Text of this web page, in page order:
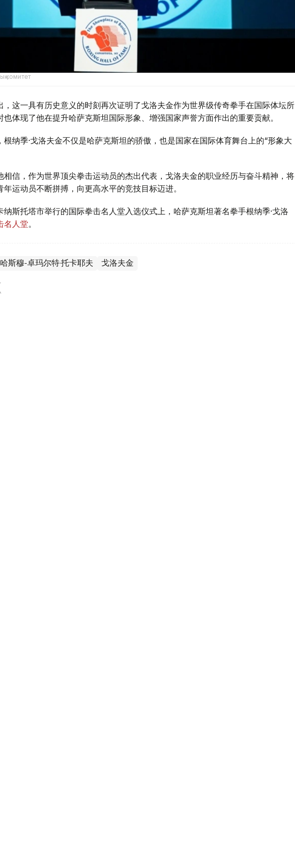
комитет
，这一具有历史意义的时刻再次证明了戈洛夫金作为世界级传奇拳手在国际体坛所
体现了他在提升哈萨克斯坦国际形象、增强国家声誉方面作出的重要贡献。
纳季·戈洛夫金不仅是哈萨克斯坦的骄傲，也是国家在国际体育舞台上的“形象大
相信，作为世界顶尖拳击运动员的杰出代表，戈洛夫金的职业经历与奋斗精神，将
运动员不断拼搏，向更高水平的竞技目标迈进。
斯托塔市举行的国际拳击名人堂入选仪式上，哈萨克斯坦著名拳手根纳季·戈洛
名人堂。
哈斯穆-卓玛尔特·托卡耶夫 戈洛夫金